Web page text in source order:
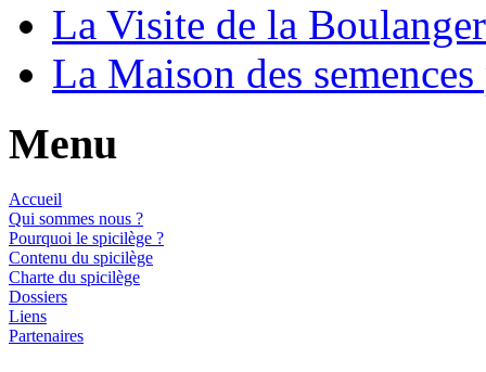
La Visite de la
La Maison des
Menu
Accueil
Qui sommes nous ?
Pourquoi le spicilège ?
Contenu du spicilège
Charte du spicilège
Dossiers
Liens
Partenaires